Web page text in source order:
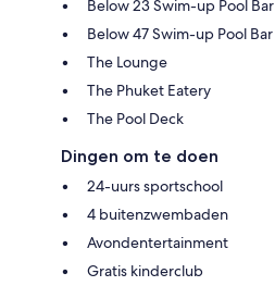
Below 23 Swim-up Pool Bar
Below 47 Swim-up Pool Bar
The Lounge
The Phuket Eatery
The Pool Deck
Dingen om te doen
24-uurs sportschool
4 buitenzwembaden
Avondentertainment
Gratis kinderclub